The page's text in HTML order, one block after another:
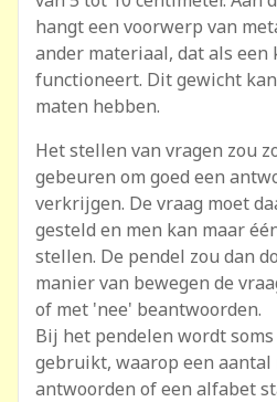
hangt een voorwerp van
ander materiaal, dat als een
functioneert. Dit gewicht
maten hebben.
Het stellen van vragen zou
gebeuren om goed een
verkrijgen. De vraag moet
gesteld en men kan maar
stellen. De pendel zou dan
manier van bewegen de
of met 'nee' beantwoorden.
Bij het pendelen wordt
gebruikt, waarop een aantal
antwoorden of een alfabet